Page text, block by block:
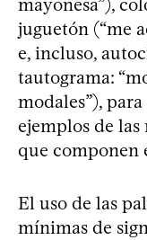
mayonesa”),
juguetón (“me
e, incluso,
tautograma:
modales”),
ejemplos de las
que componen
El uso de las
mínimas de